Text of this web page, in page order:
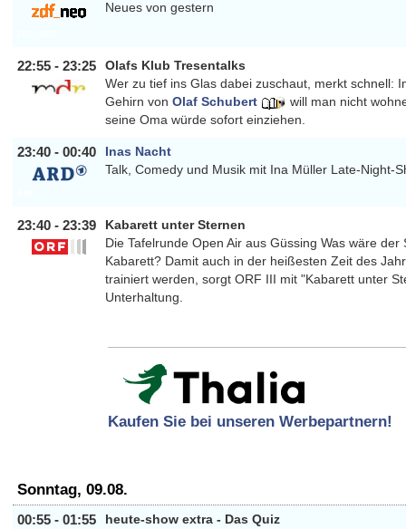
Neues von gestern
22:55 - 23:25
Olafs Klub Tresentalks
Wer zu tief ins Glas dabei zuschaut, merkt schnell:
Gehirn von Olaf Schubert
will man nicht
seine Oma würde sofort einziehen.
23:40 - 00:40
Inas Nacht
Talk, Comedy und Musik mit Ina Müller Late-Night-
23:40 - 23:39
Kabarett unter Sternen
Die Tafelrunde Open Air aus Güssing Was wäre der
Kabarett? Damit auch in der heißesten Zeit des
trainiert werden, sorgt ORF III mit "Kabarett unter
Unterhaltung.
Kaufen Sie bei unseren Werbepartnern!
Sonntag, 09.08.
00:55 - 01:55
heute-show extra - Das Quiz